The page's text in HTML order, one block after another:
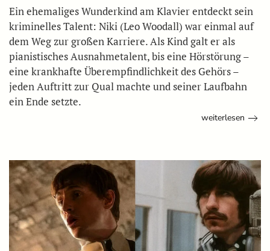
Ein ehemaliges Wunderkind am Klavier entdeckt sein
kriminelles Talent: Niki (Leo Woodall) war einmal auf
dem Weg zur großen Karriere. Als Kind galt er als
pianistisches Ausnahmetalent, bis eine Hörstörung –
eine krankhafte Überempfindlichkeit des Gehörs –
jeden Auftritt zur Qual machte und seiner Laufbahn
ein Ende setzte.
weiterlesen